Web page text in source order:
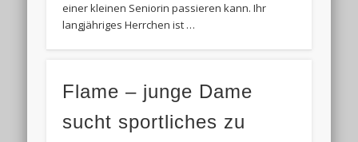
einer kleinen Seniorin passieren kann. Ihr
langjähriges Herrchen ist …
Flame – junge Dame
sucht sportliches zu